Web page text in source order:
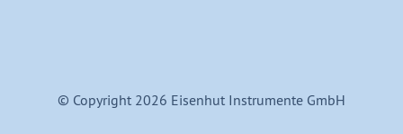
© Copyright 2026 Eisenhut Instrumente GmbH